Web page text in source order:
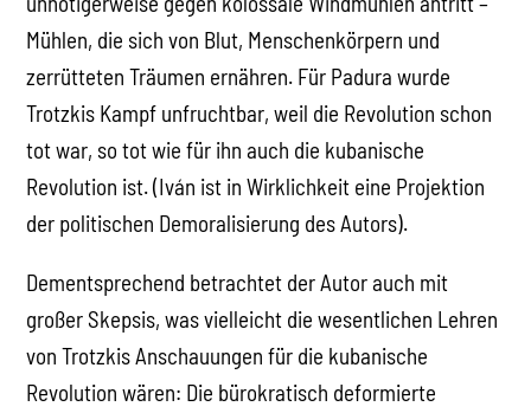
Mühlen, die sich von Blut, Menschenkörpern und
zerrütteten Träumen ernähren. Für Padura wurde
Trotzkis Kampf unfruchtbar, weil die Revolution schon
tot war, so tot wie für ihn auch die kubanische
Revolution ist. (Iván ist in Wirklichkeit eine Projektion
der politischen Demoralisierung des Autors).
Dementsprechend betrachtet der Autor auch mit
großer Skepsis, was vielleicht die wesentlichen Lehren
von Trotzkis Anschauungen für die kubanische
Revolution wären: Die bürokratisch deformierte